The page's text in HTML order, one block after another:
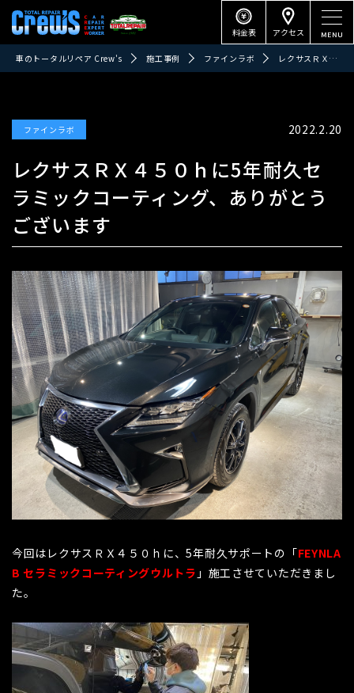
料金表 アクセス
車のトータルリペア Crew's 施工事例 ファインラボ レクサスＲＸ４５０ｈに5年耐久セラミックコーティング、ありがとうございます
ファインラボ 2022.2.20
レクサスＲＸ４５０ｈに5年耐久セ
ラミックコーティング、ありがとう
ございます
今回はレクサスＲＸ４５０ｈに、5年耐久サポートの「FEYNLA
B セラミックコーティングウルトラ 」施工させていただきまし
た。